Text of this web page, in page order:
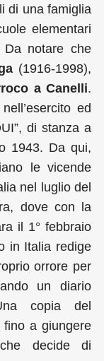
di una famiglia
elementari
Da notare che
(1916-1998),
a Canelli.
ed
di stanza a
1943. Da qui,
le vicende
nel luglio del
dove con la
il 1° febbraio
in Italia redige
orrore per
un diario
copia del
a giungere
decide di